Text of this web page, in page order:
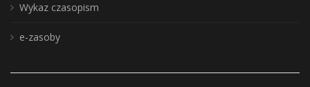
Wykaz czasopism
e-zasoby